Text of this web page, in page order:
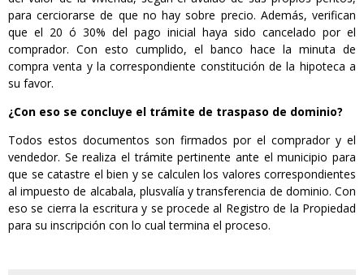
para cerciorarse de que no hay sobre precio. Además, verifican
que el 20 ó 30% del pago inicial haya sido cancelado por el
comprador. Con esto cumplido, el banco hace la minuta de
compra venta y la correspondiente constitución de la hipoteca a
su favor.
¿Con eso se concluye el trámite de traspaso de dominio?
Todos estos documentos son firmados por el comprador y el
vendedor. Se realiza el trámite pertinente ante el municipio para
que se catastre el bien y se calculen los valores correspondientes
al impuesto de alcabala, plusvalía y transferencia de dominio. Con
eso se cierra la escritura y se procede al Registro de la Propiedad
para su inscripción con lo cual termina el proceso.